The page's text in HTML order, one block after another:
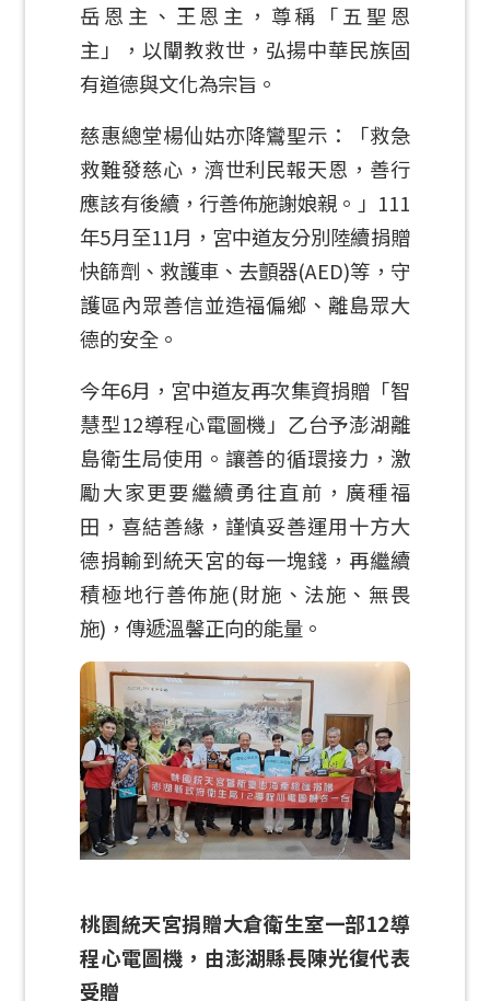
岳恩主、王恩主，尊稱「五聖恩
主」，以闡教救世，弘揚中華民族固
有道德與文化為宗旨。
慈惠總堂楊仙姑亦降鸞聖示：「救急
救難發慈心，濟世利民報天恩，善行
應該有後續，行善佈施謝娘親。」111
年5月至11月，宮中道友分別陸續捐贈
快篩劑、救護車、去顫器(AED)等，守
護區內眾善信並造福偏鄉、離島眾大
德的安全。
今年6月，宮中道友再次集資捐贈「智
慧型12導程心電圖機」乙台予澎湖離
島衛生局使用。讓善的循環接力，激
勵大家更要繼續勇往直前，廣種福
田，喜結善緣，謹慎妥善運用十方大
德捐輸到統天宮的每一塊錢，再繼續
積極地行善佈施(財施、法施、無畏
施)，傳遞溫馨正向的能量。
桃園統天宮捐贈大倉衛生室一部12導
程心電圖機，由澎湖縣長陳光復代表
受贈